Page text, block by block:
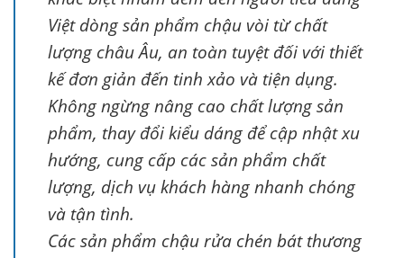
Việt dòng sản phẩm chậu vòi từ chất
lượng châu Âu, an toàn tuyệt đối với thiết
kế đơn giản đến tinh xảo và tiện dụng.
Không ngừng nâng cao chất lượng sản
phẩm, thay đổi kiểu dáng để cập nhật xu
hướng, cung cấp các sản phẩm chất
lượng, dịch vụ khách hàng nhanh chóng
và tận tình.
Các sản phẩm chậu rửa chén bát thương